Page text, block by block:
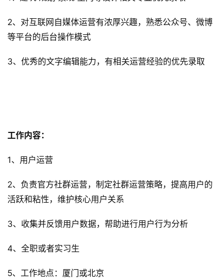
2、对互联网自媒体运营有浓厚兴趣，熟悉公众号、微博
等平台的后台操作模式
3、优秀的文字编辑能力，有相关运营经验的优先录取
工作内容：
1、用户运营
2、负责官方社群运营，制定社群运营策略，提高用户的
活跃和粘性，维护核心用户关系
3、收集并反馈用户数据，帮助进行用户行为分析
4、全职或者实习生
5、工作地点：厦门或北京